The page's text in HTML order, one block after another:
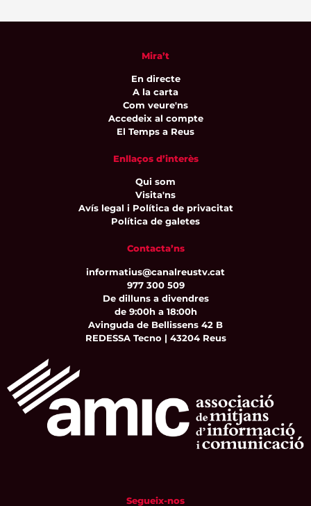
Mira’t
En directe
A la carta
Com veure'ns
Accedeix al compte
El Temps a Reus
Enllaços d’interès
Qui som
Visita'ns
Avís legal i Política de privacitat
Política de galetes
Contacta’ns
informatius@canalreustv.cat
977 300 509
De dilluns a divendres
de 9:00h a 18:00h
Avinguda de Bellissens 42 B
REDESSA Tecno | 43204 Reus
Segueix-nos